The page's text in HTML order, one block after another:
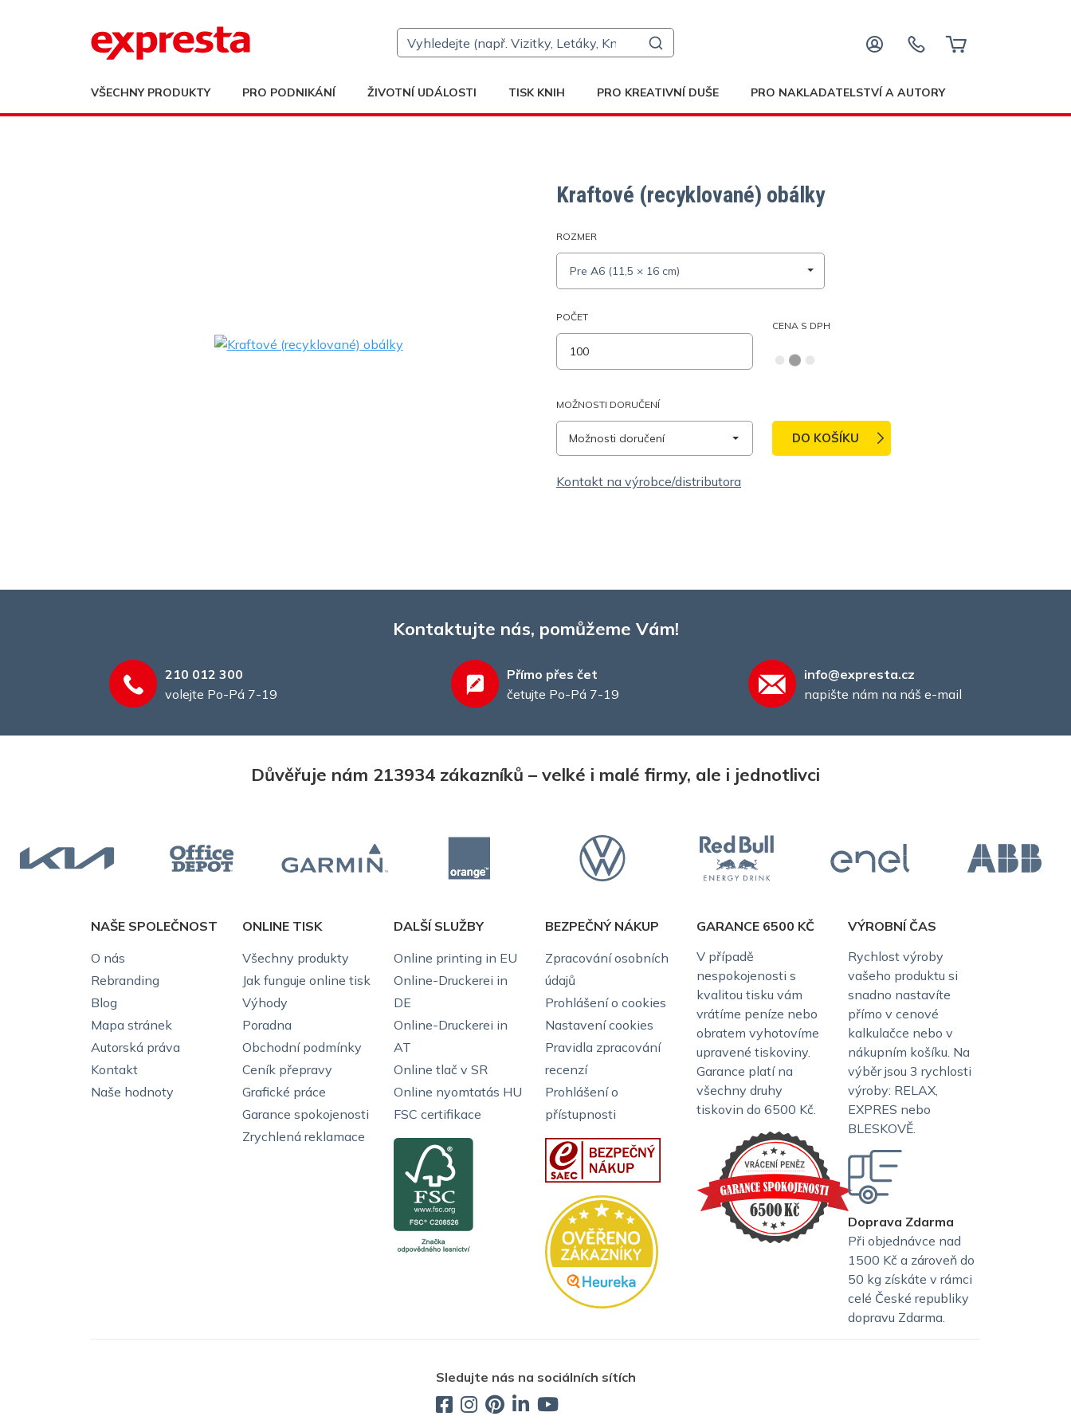
VŠECHNY PRODUKTY PRO PODNIKÁNÍ ŽIVOTNÍ UDÁLOSTI TISK KNIH PRO KREATIVNÍ DUŠE PRO NAKLADATELSTVÍ A AUTORY
Kraftové (recyklované) obálky
ROZMER
Pre A6 (11,5 × 16 cm)
POČET
CENA S DPH
MOŽNOSTI DORUČENÍ
Možnosti doručení DO KOŠÍKU
Kontakt na výrobce/distributora
Kontaktujte nás, pomůžeme Vám!
210 012 300
volejte Po-Pá 7-19
Přímo přes čet
četujte Po-Pá 7-19
info@expresta.cz
napište nám na náš e-mail
Důvěřuje nám 213934 zákazníků – velké i malé firmy, ale i jednotlivci
NAŠE SPOLEČNOST
O nás
Rebranding
Blog
Mapa stránek
Autorská práva
Kontakt
Naše hodnoty
ONLINE TISK
Všechny produkty
Jak funguje online tisk
Výhody
Poradna
Obchodní podmínky
Ceník přepravy
Grafické práce
Garance spokojenosti
Zrychlená reklamace
DALŠÍ SLUŽBY
Online printing in EU
Online-Druckerei in
DE
Online-Druckerei in
AT
Online tlač v SR
Online nyomtatás HU
FSC certifikace
BEZPEČNÝ NÁKUP
Zpracování osobních
údajů
Prohlášení o cookies
Nastavení cookies
Pravidla zpracování
recenzí
Prohlášení o
přístupnosti
GARANCE 6500 KČ
V případě
nespokojenosti s
kvalitou tisku vám
vrátíme peníze nebo
obratem vyhotovíme
upravené tiskoviny.
Garance platí na
všechny druhy
tiskovin do 6500 Kč.
VÝROBNÍ ČAS
Rychlost výroby
vašeho produktu si
snadno nastavíte
přímo v cenové
kalkulačce nebo v
nákupním košíku. Na
výběr jsou 3 rychlosti
výroby: RELAX,
EXPRES nebo
BLESKOVĚ.
Doprava Zdarma
Při objednávce nad
1500 Kč a zároveň do
50 kg získáte v rámci
celé České republiky
dopravu Zdarma.
Sledujte nás na sociálních sítích